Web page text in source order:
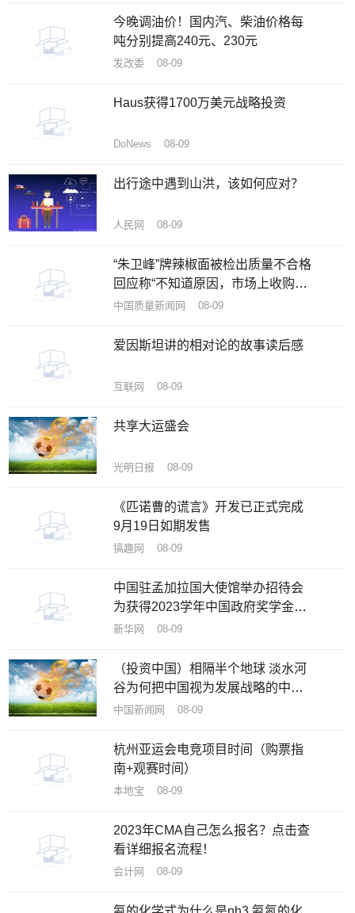
今晚调油价！国内汽、柴油价格每
吨分别提高240元、230元
发改委 08-09
Haus获得1700万美元战略投资
DoNews 08-09
出行途中遇到山洪，该如何应对？
人民网 08-09
“朱卫峰”牌辣椒面被检出质量不合格
回应称“不知道原因，市场上收购的
辣椒”
中国质量新闻网 08-09
爱因斯坦讲的相对论的故事读后感
互联网 08-09
共享大运盛会
光明日报 08-09
《匹诺曹的谎言》开发已正式完成
9月19日如期发售
搞趣网 08-09
中国驻孟加拉国大使馆举办招待会
为获得2023学年中国政府奖学金新
生送行
新华网 08-09
（投资中国）相隔半个地球 淡水河
谷为何把中国视为发展战略的中
心？
中国新闻网 08-09
杭州亚运会电竞项目时间（购票指
南+观赛时间）
本地宝 08-09
2023年CMA自己怎么报名？点击查
看详细报名流程！
会计网 08-09